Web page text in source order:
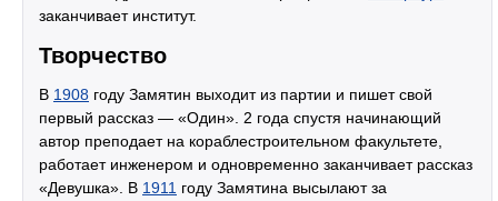
заканчивает институт.
Творчество
В 1908 году Замятин выходит из партии и пишет свой
первый рассказ — «Один». 2 года спустя начинающий
автор преподает на кораблестроительном факультете,
работает инженером и одновременно заканчивает рассказ
«Девушка». В 1911 году Замятина высылают за